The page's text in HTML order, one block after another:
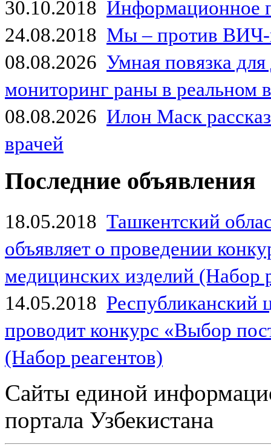
30.10.2018 Информационное
24.08.2018 Мы – против
08.08.2026 Умная повязка
мониторинг раны в реальном
08.08.2026 Илон Маск
врачей
Последние объявления
18.05.2018 Ташкентский
объявляет о проведении
медицинских изделий (Набор
14.05.2018
проводит конкурс «Выбор
(Набор реагентов)
Сайты единой
портала Узбекистана